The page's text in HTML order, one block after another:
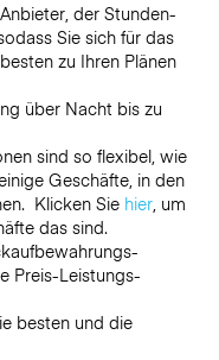
der Stunden-
Sie sich für das
zu Ihren Plänen
über Nacht bis zu
sind so flexibel, wie
Geschäfte, in den
Klicken Sie hier, um
das sind.
Preis-Leistungs-
besten und die